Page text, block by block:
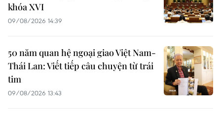
khóa XVI
09/08/2026 14:39
50 năm quan hệ ngoại giao Việt Nam-
Thái Lan: Viết tiếp câu chuyện từ trái
tim
09/08/2026 13:43